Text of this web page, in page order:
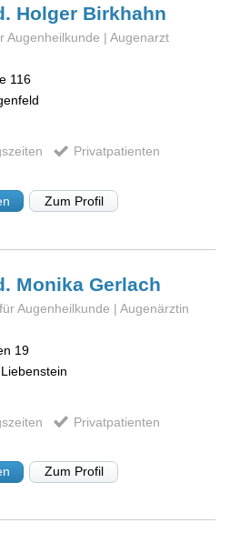
Holger Birkhahn
Augenheilkunde | Augenarzt
116
Privatpatienten
Zum Profil
MonikaGerlach
Augenheilkunde | Augenärztin
19
Privatpatienten
Zum Profil